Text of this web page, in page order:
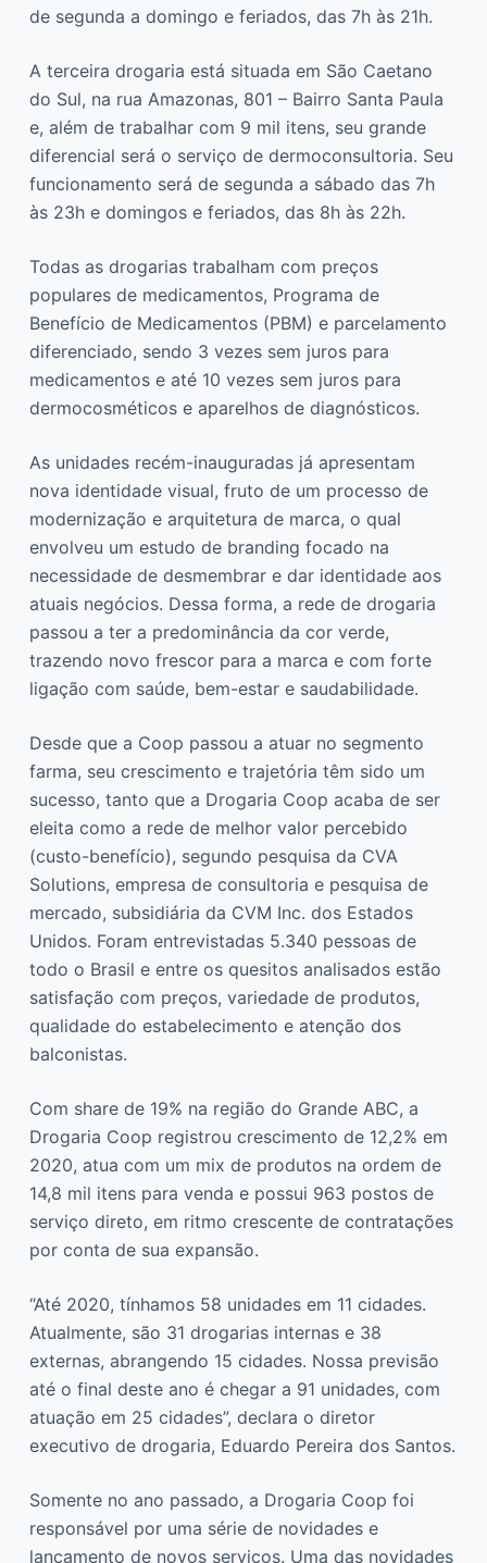
de segunda a domingo e feriados, das 7h às 21h.
A terceira drogaria está situada em São Caetano
do Sul, na rua Amazonas, 801 – Bairro Santa Paula
e, além de trabalhar com 9 mil itens, seu grande
diferencial será o serviço de dermoconsultoria. Seu
funcionamento será de segunda a sábado das 7h
às 23h e domingos e feriados, das 8h às 22h.
Todas as drogarias trabalham com preços
populares de medicamentos, Programa de
Benefício de Medicamentos (PBM) e parcelamento
diferenciado, sendo 3 vezes sem juros para
medicamentos e até 10 vezes sem juros para
dermocosméticos e aparelhos de diagnósticos.
As unidades recém-inauguradas já apresentam
nova identidade visual, fruto de um processo de
modernização e arquitetura de marca, o qual
envolveu um estudo de branding focado na
necessidade de desmembrar e dar identidade aos
atuais negócios. Dessa forma, a rede de drogaria
passou a ter a predominância da cor verde,
trazendo novo frescor para a marca e com forte
ligação com saúde, bem-estar e saudabilidade.
Desde que a Coop passou a atuar no segmento
farma, seu crescimento e trajetória têm sido um
sucesso, tanto que a Drogaria Coop acaba de ser
eleita como a rede de melhor valor percebido
(custo-benefício), segundo pesquisa da CVA
Solutions, empresa de consultoria e pesquisa de
mercado, subsidiária da CVM Inc. dos Estados
Unidos. Foram entrevistadas 5.340 pessoas de
todo o Brasil e entre os quesitos analisados estão
satisfação com preços, variedade de produtos,
qualidade do estabelecimento e atenção dos
balconistas.
Com share de 19% na região do Grande ABC, a
Drogaria Coop registrou crescimento de 12,2% em
2020, atua com um mix de produtos na ordem de
14,8 mil itens para venda e possui 963 postos de
serviço direto, em ritmo crescente de contratações
por conta de sua expansão.
“Até 2020, tínhamos 58 unidades em 11 cidades.
Atualmente, são 31 drogarias internas e 38
externas, abrangendo 15 cidades. Nossa previsão
até o final deste ano é chegar a 91 unidades, com
atuação em 25 cidades”, declara o diretor
executivo de drogaria, Eduardo Pereira dos Santos.
Somente no ano passado, a Drogaria Coop foi
responsável por uma série de novidades e
lançamento de novos serviços. Uma das novidades